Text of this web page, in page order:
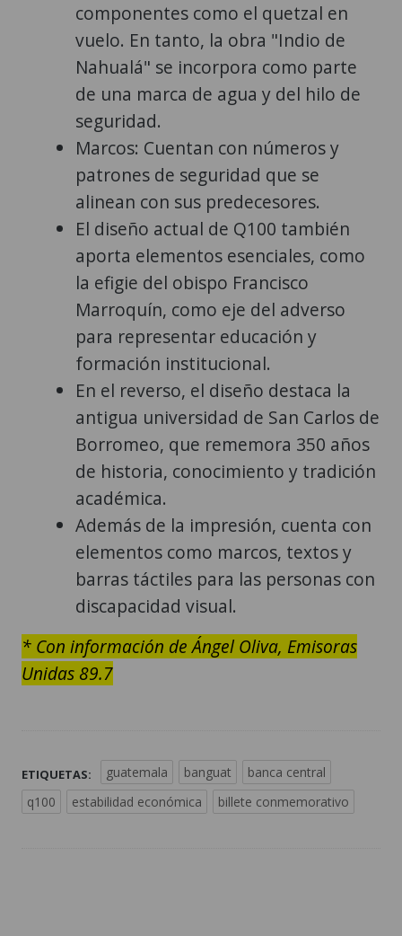
componentes como el quetzal en
vuelo. En tanto, la obra "Indio de
Nahualá" se incorpora como parte
de una marca de agua y del hilo de
seguridad.
Marcos: Cuentan con números y
patrones de seguridad que se
alinean con sus predecesores.
El diseño actual de Q100 también
aporta elementos esenciales, como
la efigie del obispo Francisco
Marroquín, como eje del adverso
para representar educación y
formación institucional.
En el reverso, el diseño destaca la
antigua universidad de San Carlos de
Borromeo, que rememora 350 años
de historia, conocimiento y tradición
académica.
Además de la impresión, cuenta con
elementos como marcos, textos y
barras táctiles para las personas con
discapacidad visual.
* Con información de Ángel Oliva, Emisoras
Unidas 89.7
ETIQUETAS: guatemala banguat
banca central
q100
estabilidad económica billete conmemorativo